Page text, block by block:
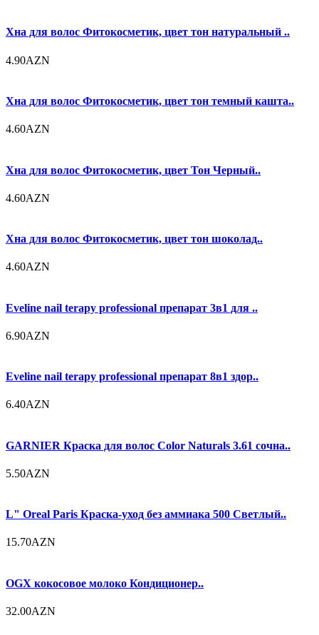
Хна для волос Фитокосметик, цвет тон натуральный ..
4.90AZN
Хна для волос Фитокосметик, цвет тон темный кашта..
4.60AZN
Хна для волос Фитокосметик, цвет Тон Черный..
4.60AZN
Хна для волос Фитокосметик, цвет тон шоколад..
4.60AZN
Eveline nail terapy professional препарат 3в1 для ..
6.90AZN
Eveline nail terapy professional препарат 8в1 здор..
6.40AZN
GARNIER Краска для волос Color Naturals 3.61 сочна..
5.50AZN
L" Oreal Paris Краска-уход без аммиака 500 Светлый..
15.70AZN
OGX кокосовое молоко Кондиционер..
32.00AZN